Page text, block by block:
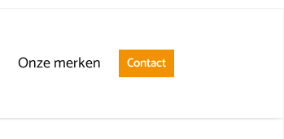
Onze merken Contact